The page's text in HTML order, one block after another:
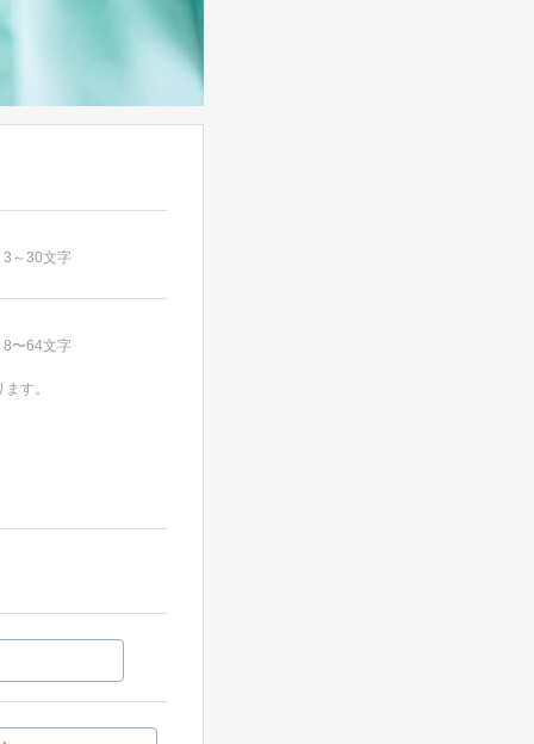
～30文字
〜64文字
す。